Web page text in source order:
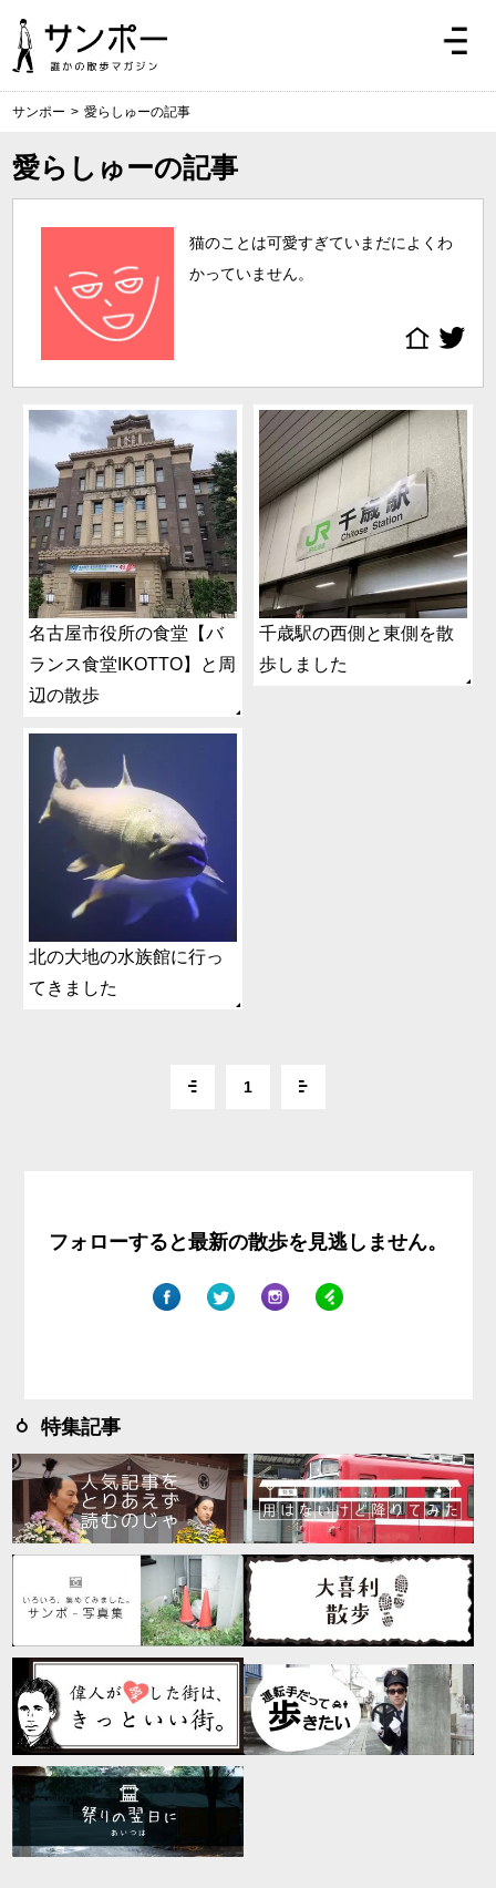
サンポー > 愛らしゅーの記事
愛らしゅーの記事
猫のことは可愛すぎていまだによくわ
かっていません。
名古屋市役所の食堂【バ
ランス食堂IKOTTO】と周
辺の散歩
千歳駅の西側と東側を散
歩しました
北の大地の水族館に行っ
てきました
1
フォローすると最新の散歩を見逃しません。
特集記事